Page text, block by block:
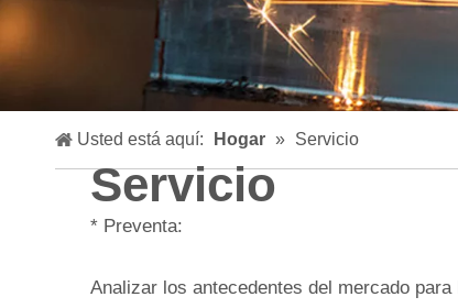
Usted está aquí: Hogar » Servicio
Servicio
* Preventa:
Analizar los antecedentes del mercado